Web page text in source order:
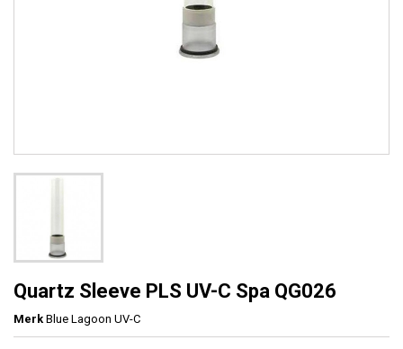
Quartz Sleeve PLS UV-C Spa QG026
Merk Blue Lagoon UV-C